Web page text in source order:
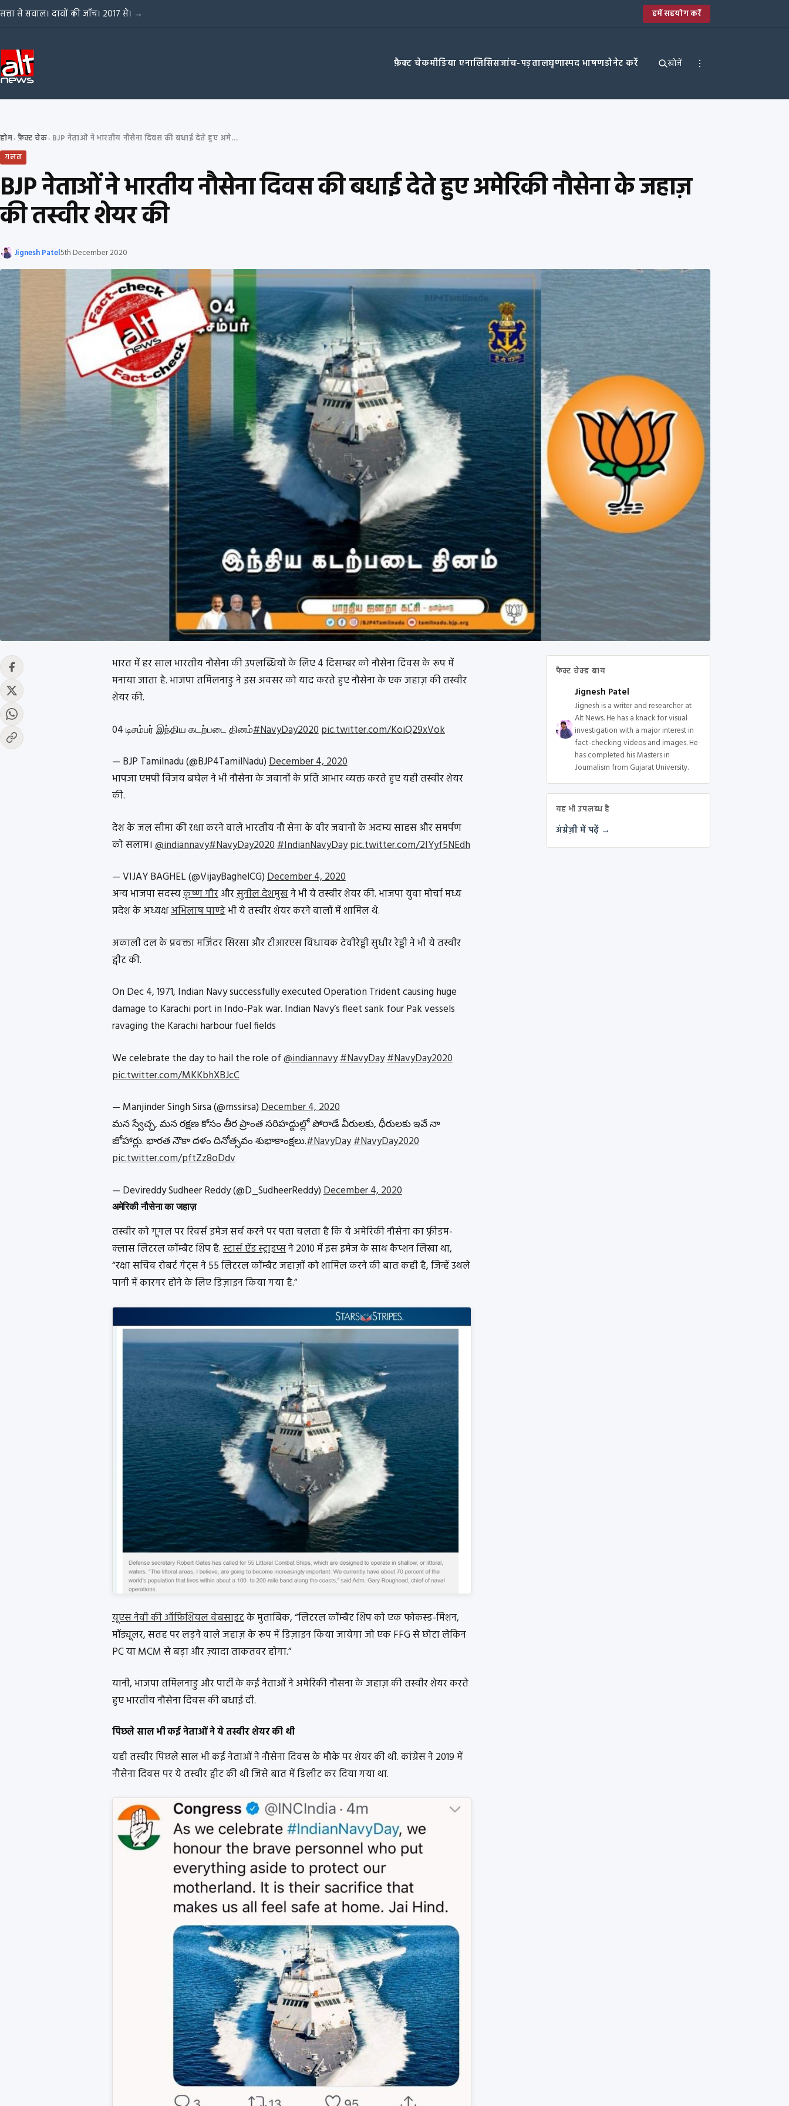
Skip to content
सत्ता से सवाल। दावों की जाँच। 2017 से। → हमें सहयोग करें
फ़ैक्ट चेकमीडिया एनालिसिसजांच-पड़तालघृणास्पद भाषणडोनेट करें खोजें
होम› फ़ैक्ट चेक›
BJP नेताओं ने भारतीय नौसेना दिवस की बधाई देते हुए अमेरिकी नौसेना के जहाज़ की तस्वीर शेयर की
ग़लत
BJP नेताओं ने भारतीय नौसेना दिवस की बधाई देते हुए अमेरिकी नौसेना के जहाज़
की तस्वीर शेयर की
Jignesh Patel5th December 2020
भारत में हर साल भारतीय नौसेना की उपलब्धियों के लिए 4 दिसम्बर को नौसेना दिवस के रूप में
मनाया जाता है. भाजपा तमिलनाडु ने इस अवसर को याद करते हुए नौसेना के एक जहाज़ की तस्वीर
शेयर की.
04 டிசம்பர் இந்திய கடற்படை தினம்#NavyDay2020pic.twitter.com/KoiQ29xVok
— BJP Tamilnadu (@BJP4TamilNadu)December 4, 2020
भापजा एमपी विजय बघेल ने भी नौसेना के जवानों के प्रति आभार व्यक्त करते हुए यही तस्वीर शेयर
की.
देश के जल सीमा की रक्षा करने वाले भारतीय नौ सेना के वीर जवानों के अदम्य साहस और समर्पण
को सलाम।@indiannavy#NavyDay2020#IndianNavyDaypic.twitter.com/2IYyf5NEdh
— VIJAY BAGHEL (@VijayBaghelCG)December 4, 2020
अन्य भाजपा सदस्यकृष्ण गौरऔरसुनील देशमुखने भी ये तस्वीर शेयर की. भाजपा युवा मोर्चा मध्य
प्रदेश के अध्यक्षअभिलाष पाण्डेभी ये तस्वीर शेयर करने वालों में शामिल थे.
अकाली दल के प्रवक्ता मजिंदर सिरसा और टीआरएस विधायक देवीरेड्डी सुधीर रेड्डी ने भी ये तस्वीर
ट्वीट की.
On Dec 4, 1971, Indian Navy successfully executed Operation Trident causing huge
damage to Karachi port in Indo-Pak war. Indian Navy’s fleet sank four Pak vessels
ravaging the Karachi harbour fuel fields
We celebrate the day to hail the role of@indiannavy#NavyDay#NavyDay2020
pic.twitter.com/MKKbhXBJcC
— Manjinder Singh Sirsa (@mssirsa)December 4, 2020
మన స్వేచ్ఛ, మన రక్షణ కోసం తీర ప్రాంత సరిహద్దుల్లో పోరాడే వీరులకు, ధీరులకు ఇవే నా
జోహార్లు. భారత నౌకా దళం దినోత్సవం శుభాకాంక్షలు.#NavyDay#NavyDay2020
pic.twitter.com/pftZz8oDdv
— Devireddy Sudheer Reddy (@D_SudheerReddy)December 4, 2020
अमेरिकी नौसेना का जहाज़
तस्वीर को गूगल पर रिवर्स इमेज सर्च करने पर पता चलता है कि ये अमेरिकी नौसेना का फ़्रीडम-
क्लास लिटरल कॉम्बैट शिप है.स्टार्स ऐंड स्ट्राइप्सने 2010 में इस इमेज के साथ कैप्शन लिखा था,
“रक्षा सचिव रोबर्ट गेट्स ने 55 लिटरल कॉम्बैट जहाज़ों को शामिल करने की बात कही है, जिन्हें उथले
पानी में कारगर होने के लिए डिज़ाइन किया गया है.”
यूएस नेवी की ऑफ़िशियल वेबसाइटके मुताबिक, “लिटरल कॉम्बैट शिप को एक फोकस्ड-मिशन,
मॉड्यूलर, सतह पर लड़ने वाले जहाज़ के रूप में डिज़ाइन किया जायेगा जो एक FFG से छोटा लेकिन
PC या MCM से बड़ा और ज़्यादा ताकतवर होगा.”
यानी, भाजपा तमिलनाडु और पार्टी के कई नेताओं ने अमेरिकी नौसना के जहाज़ की तस्वीर शेयर करते
हुए भारतीय नौसेना दिवस की बधाई दी.
पिछले साल भी कई नेताओं ने ये तस्वीर शेयर की थी
यही तस्वीर पिछले साल भी कई नेताओं ने नौसेना दिवस के मौके पर शेयर की थी. कांग्रेस ने 2019 में
नौसेना दिवस पर ये तस्वीर ट्वीट की थी जिसे बात में डिलीट कर दिया गया था.
फैक्ट चेक्ड बाय
Jignesh Patel
Jignesh is a writer and researcher at
Alt News. He has a knack for visual
investigation with a major interest in
fact-checking videos and images. He
has completed his Masters in
Journalism from Gujarat University.
यह भी उपलब्ध है
अंग्रेज़ी में पढ़ें →